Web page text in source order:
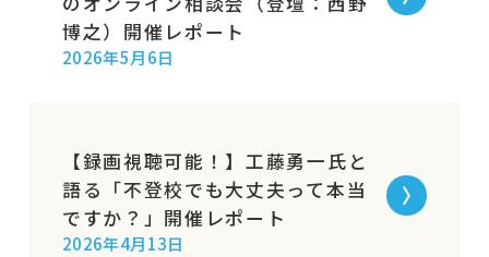
博之）開催レポート
2026年5月6日
【録画視聴可能！】工藤勇一氏と
語る「不登校でも大丈夫って本当
ですか？」開催レポート
2026年4月13日